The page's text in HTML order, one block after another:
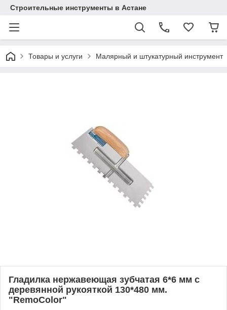
Строительные инструменты в Астане
Товары и услуги Малярный и штукатурный инструмент
Гладилка нержавеющая зубчатая 6*6 мм с
деревянной рукояткой 130*480 мм.
"RemoColor"